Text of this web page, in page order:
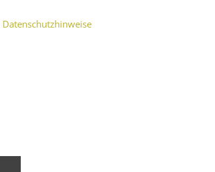
Datenschutzhinweise